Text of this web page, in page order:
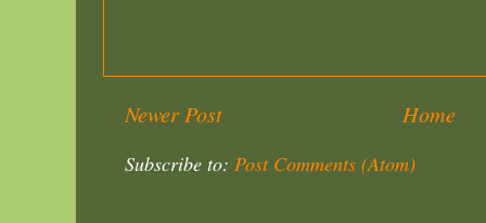
Newer Post Home
Subscribe to: Post Comments (Atom)